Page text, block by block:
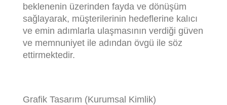
beklenenin üzerinden fayda ve dönüşüm
sağlayarak, müşterilerinin hedeflerine kalıcı
ve emin adımlarla ulaşmasının verdiği güven
ve memnuniyet ile adından övgü ile söz
ettirmektedir.
Grafik Tasarım (Kurumsal Kimlik)